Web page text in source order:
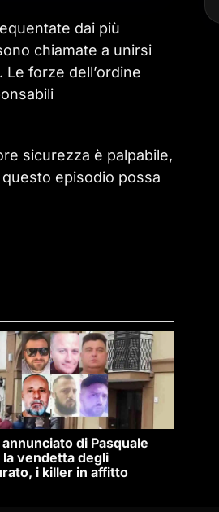
dai più
chiamate a unirsi
forze dell’ordine
sicurezza è palpabile,
questo episodio possa
di Pasquale
vendetta degli
i killer in affitto